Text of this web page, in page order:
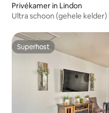
Privékamer in Lindon
Ultra schoon (gehele kelder)
Superhost
Superhost